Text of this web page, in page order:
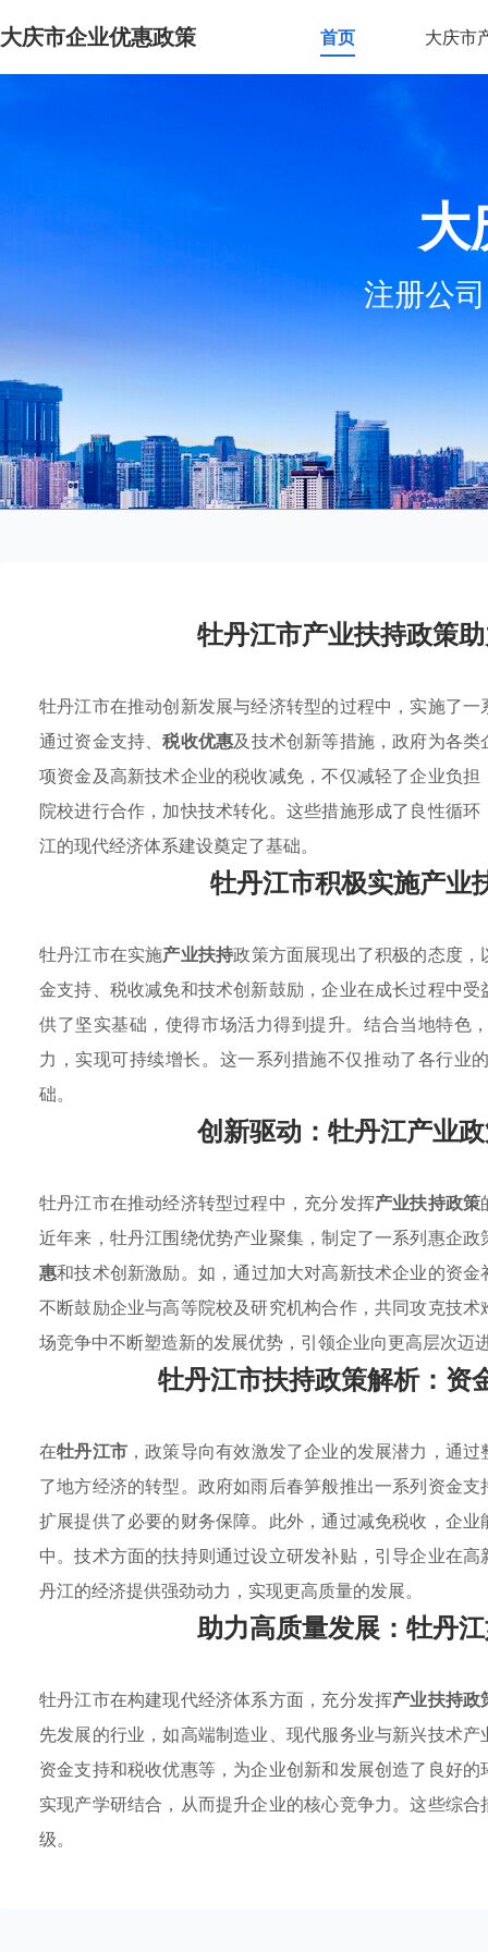
大庆市企业优惠政策 首页 大庆市
大
注册公
牡丹江市产业扶持政策
牡丹江市在推动创新发展与经济转型的过程中，实施了一
通过资金支持、税收优惠及技术创新等措施，政府为各
项资金及高新技术企业的税收减免，不仅减轻了企业负
院校进行合作，加快技术转化。这些措施形成了良性循
江的现代经济体系建设奠定了基础。
牡丹江市积极实施产业
牡丹江市在实施产业扶持政策方面展现出了积极的态度
金支持、税收减免和技术创新鼓励，企业在成长过程中受
供了坚实基础，使得市场活力得到提升。结合当地特色
力，实现可持续增长。这一系列措施不仅推动了各行业
础。
创新驱动：牡丹江产业
牡丹江市在推动经济转型过程中，充分发挥产业扶持政策
近年来，牡丹江围绕优势产业聚集，制定了一系列惠企
惠和技术创新激励。如，通过加大对高新技术企业的资
不断鼓励企业与高等院校及研究机构合作，共同攻克技
场竞争中不断塑造新的发展优势，引领企业向更高层次迈
牡丹江市扶持政策解析：资
在牡丹江市 ，政策导向有效激发了企业的发展潜力，通过
了地方经济的转型。政府如雨后春笋般推出一系列资金
扩展提供了必要的财务保障。此外，通过减免税收，企
中。技术方面的扶持则通过设立研发补贴，引导企业在
丹江的经济提供强劲动力，实现更高质量的发展。
助力高质量发展：牡丹
牡丹江市在构建现代经济体系方面，充分发挥产业扶持政
先发展的行业，如高端制造业、现代服务业与新兴技术
资金支持和税收优惠等，为企业创新和发展创造了良好
实现产学研结合，从而提升企业的核心竞争力。这些综
级。